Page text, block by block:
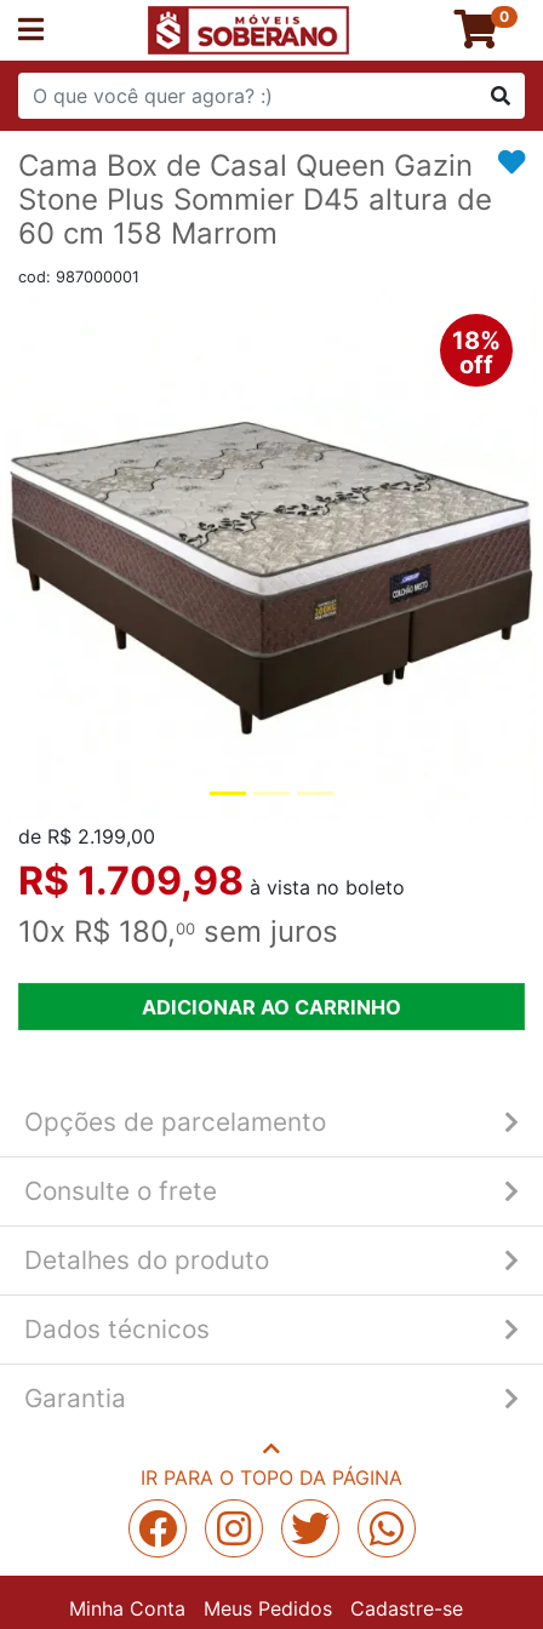
0
Cama Box de Casal Queen Gazin
Stone Plus Sommier D45 altura de
60 cm 158 Marrom
cod: 987000001
18%
off
de R$ 2.199,00
R$ 1.709,98 à vista no boleto
10x R$ 180,00 sem juros
ADICIONAR AO CARRINHO
Opções de parcelamento
Consulte o frete
Detalhes do produto
Dados técnicos
Garantia
IR PARA O TOPO DA PÁGINA
Minha Conta Meus Pedidos Cadastre-se